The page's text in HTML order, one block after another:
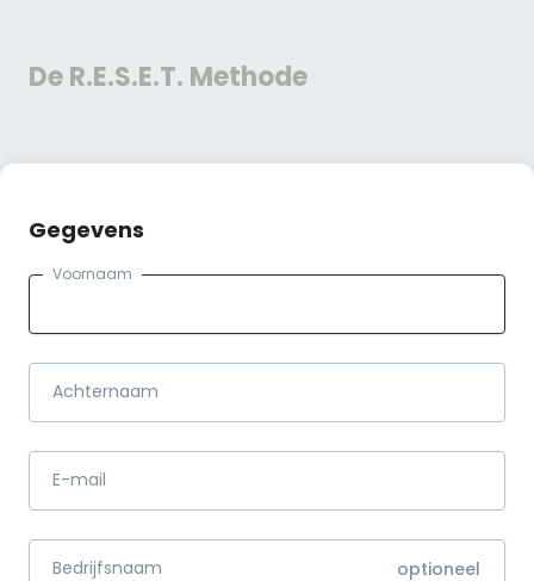
De R.E.S.E.T. Methode
Gegevens
Voornaam
Achternaam
E-mail
Bedrijfsnaam